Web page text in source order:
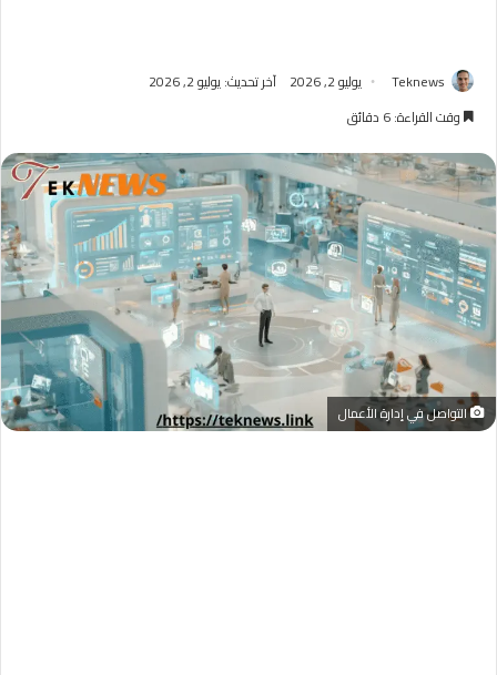
Teknews يوليو 2, 2026
آخر تحديث: يوليو 2, 2026
وقت القراءة: 6 دقائق
التواصل في إدارة الأعمال